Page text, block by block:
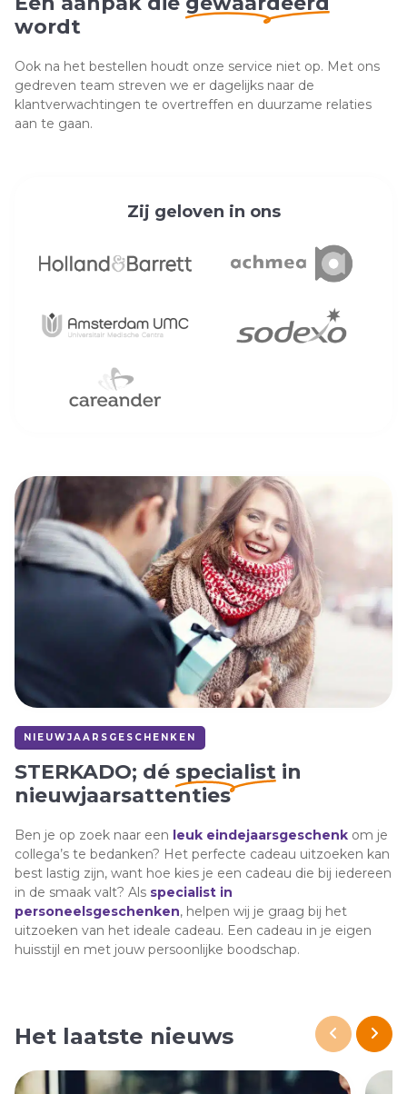
wordt
Ook na het bestellen houdt onze service niet op. Met ons
gedreven team streven we er dagelijks naar de
klantverwachtingen te overtreffen en duurzame relaties
aan te gaan.
Zij geloven in ons
NIEUWJAARSGESCHENKEN
STERKADO; dé specialist in
nieuwjaarsattenties
Ben je op zoek naar een leuk eindejaarsgeschenk om je
collega’s te bedanken? Het perfecte cadeau uitzoeken kan
best lastig zijn, want hoe kies je een cadeau die bij iedereen
in de smaak valt? Als specialist in
personeelsgeschenken, helpen wij je graag bij het
uitzoeken van het ideale cadeau. Een cadeau in je eigen
huisstijl en met jouw persoonlijke boodschap.
Het laatste nieuws